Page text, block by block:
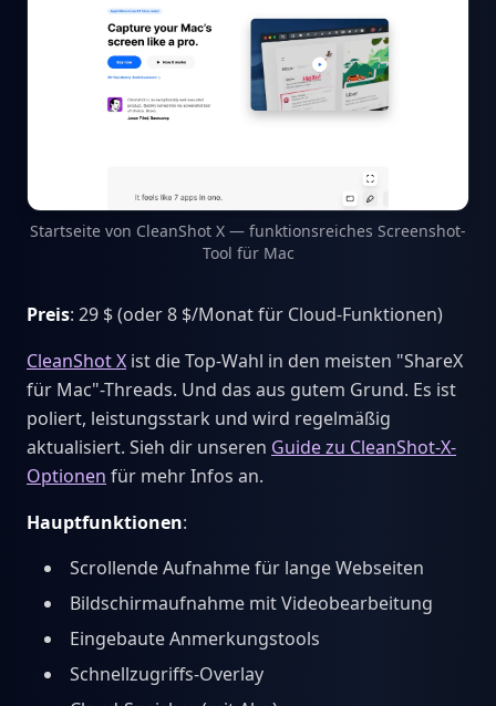
Startseite von CleanShot X — funktionsreiches Screenshot-
Tool für Mac
Preis: 29 $ (oder 8 $/Monat für Cloud-Funktionen)
CleanShot X ist die Top-Wahl in den meisten "ShareX
für Mac"-Threads. Und das aus gutem Grund. Es ist
poliert, leistungsstark und wird regelmäßig
aktualisiert. Sieh dir unseren Guide zu CleanShot-X-
Optionen für mehr Infos an.
Hauptfunktionen:
Scrollende Aufnahme für lange Webseiten
Bildschirmaufnahme mit Videobearbeitung
Eingebaute Anmerkungstools
Schnellzugriffs-Overlay